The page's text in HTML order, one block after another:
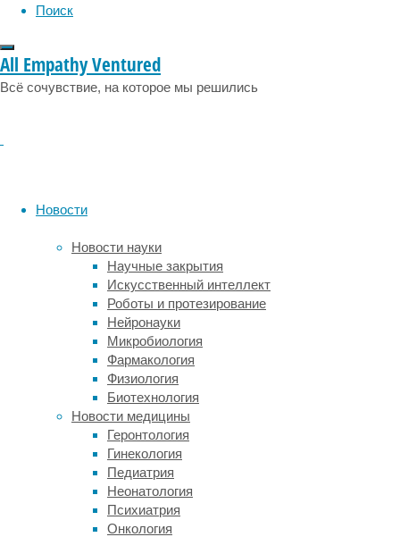
Поиск
All Empathy Ventured
Всё сочувствие, на которое мы решились
Новости
Новости науки
Научные закрытия
Искусственный интеллект
Роботы и протезирование
Нейронауки
Микробиология
Фармакология
Физиология
Биотехнология
Новости медицины
Геронтология
Гинекология
Педиатрия
Неонатология
Психиатрия
Онкология
известный
вид,
По
ВОЗ
одна
только
малярия
приводит
к более
чем
400000
смертей
в год.
Действительно,
благодаря
своей
способности
распространять